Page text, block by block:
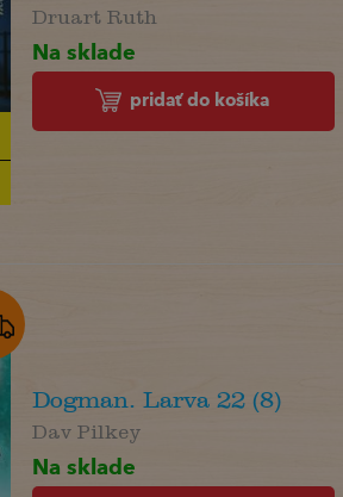
Druart Ruth
Na sklade
pridať do košíka
Dogman. Larva 22 (8)
Dav Pilkey
Na sklade